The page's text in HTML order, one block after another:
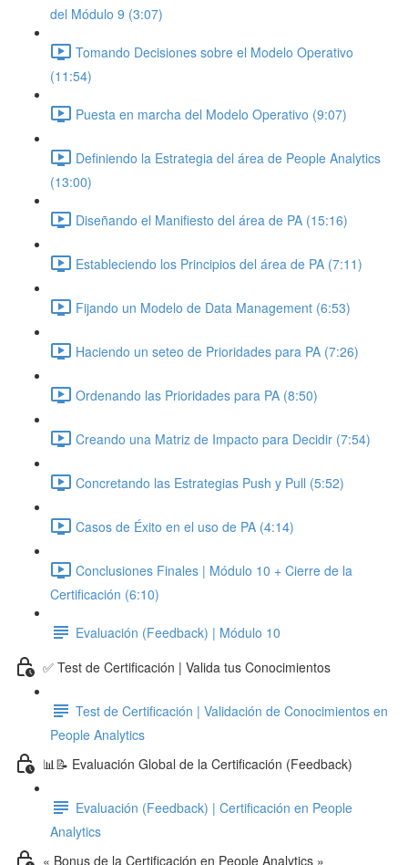
del Módulo 9 (3:07)
Tomando Decisiones sobre el Modelo Operativo
(11:54)
Puesta en marcha del Modelo Operativo (9:07)
Definiendo la Estrategia del área de People Analytics
(13:00)
Diseñando el Manifiesto del área de PA (15:16)
Estableciendo los Principios del área de PA (7:11)
Fijando un Modelo de Data Management (6:53)
Haciendo un seteo de Prioridades para PA (7:26)
Ordenando las Prioridades para PA (8:50)
Creando una Matriz de Impacto para Decidir (7:54)
Concretando las Estrategias Push y Pull (5:52)
Casos de Éxito en el uso de PA (4:14)
Conclusiones Finales | Módulo 10 + Cierre de la
Certificación (6:10)
Evaluación (Feedback) | Módulo 10
✅ Test de Certificación | Valida tus Conocimientos
Test de Certificación | Validación de Conocimientos en
People Analytics
📊📝 Evaluación Global de la Certificación (Feedback)
Evaluación (Feedback) | Certificación en People
Analytics
« Bonus de la Certificación en People Analytics »